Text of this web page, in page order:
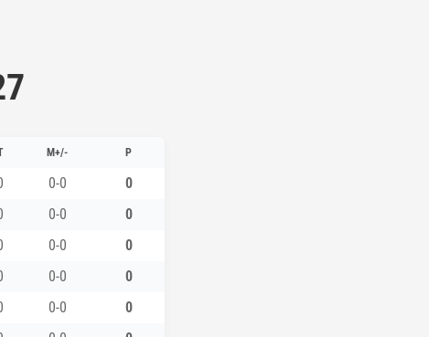
M+/- P
0-0
0
0-0
0
0-0
0
0-0
0
0-0
0